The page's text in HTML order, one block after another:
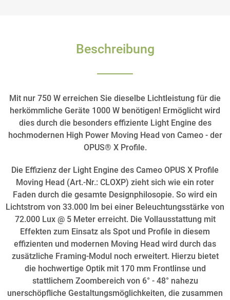
Beschreibung
Mit nur 750 W erreichen Sie dieselbe Lichtleistung für die
herkömmliche Geräte 1000 W benötigen! Ermöglicht wird
dies durch die besonders effiziente Light Engine des
hochmodernen High Power Moving Head von Cameo - der
OPUS® X Profile.
Die Effizienz der Light Engine des Cameo OPUS X Profile
Moving Head (Art.-Nr.: CLOXP) zieht sich wie ein roter
Faden durch die gesamte Designphilosopie. So wird ein
Lichtstrom von 33.000 lm bei einer Beleuchtungsstärke von
72.000 Lux @ 5 Meter erreicht. Die Vollausstattung mit
Effekten zum Einsatz als Spot und Profile in diesem
effizienten und modernen Moving Head wird durch das
zusätzliche Framing-Modul noch erweitert. Hierzu bietet
die hochwertige Optik mit 170 mm Frontlinse und
stattlichem Zoombereich von 6° - 48° nahezu
unerschöpfliche Gestaltungsmöglichkeiten, die zusammen